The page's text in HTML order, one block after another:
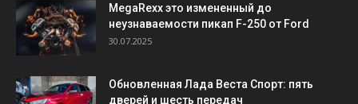
MegaRexx это измененный до
неузнаваемости пикап F-250 от Ford
30.07.2025
Обновленная Лада Веста Спорт: пять
дверей и шесть передач